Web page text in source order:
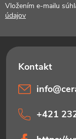
i
e
Vložením e-mailu
údajov
info@
+421